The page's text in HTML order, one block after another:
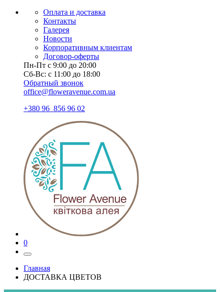
Оплата и доставка
Контакты
Галерея
Новости
Корпоративным клиентам
Договор-оферты
Пн-Пт с 9:00 до 20:00
Сб-Вс: с 11:00 до 18:00
Обратный звонок
office@floweravenue.com.ua
+380 96 856 96 02
0
Главная
ДОСТАВКА ЦВЕТОВ